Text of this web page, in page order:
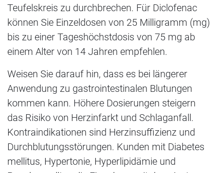
Teufelskreis zu durchbrechen. Für Diclofenac
können Sie Einzeldosen von 25 Milligramm (mg)
bis zu einer Tageshöchstdosis von 75 mg ab
einem Alter von 14 Jahren empfehlen.
Weisen Sie darauf hin, dass es bei längerer
Anwendung zu gastrointestinalen Blutungen
kommen kann. Höhere Dosierungen steigern
das Risiko von Herzinfarkt und Schlaganfall.
Kontraindikationen sind Herzinsuffizienz und
Durchblutungsstörungen. Kunden mit Diabetes
mellitus, Hypertonie, Hyperlipidämie und